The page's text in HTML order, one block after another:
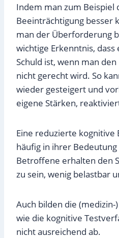
Indem man zum Beispiel
Beeinträchtigung besser
man der Überforderung
wichtige Erkenntnis, dass
Schuld ist, wenn man
nicht gerecht wird. So
wieder gesteigert und
eigene Stärken,
Eine reduzierte kognitive
häufig in ihrer
Betroffene erhalten den
zu sein, wenig belastbar
Auch bilden die
wie die kognitive
nicht ausreichend ab.